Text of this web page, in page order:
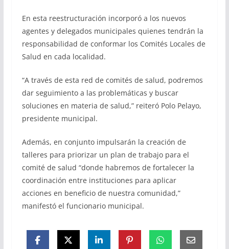
En esta reestructuración incorporó a los nuevos
agentes y delegados municipales quienes tendrán la
responsabilidad de conformar los Comités Locales de
Salud en cada localidad.
“A través de esta red de comités de salud, podremos
dar seguimiento a las problemáticas y buscar
soluciones en materia de salud,” reiteró Polo Pelayo,
presidente municipal.
Además, en conjunto impulsarán la creación de
talleres para priorizar un plan de trabajo para el
comité de salud “donde habremos de fortalecer la
coordinación entre instituciones para aplicar
acciones en beneficio de nuestra comunidad,”
manifestó el funcionario municipal.